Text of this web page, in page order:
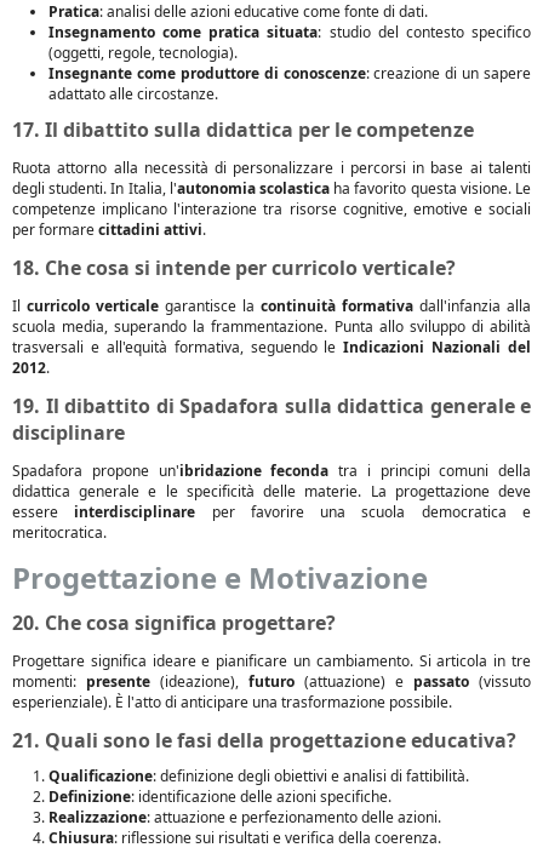
Pratica: analisi delle azioni educative come fonte di dati.
Insegnamento come pratica situata: studio del contesto specifico
(oggetti, regole, tecnologia).
Insegnante come produttore di conoscenze: creazione di un sapere
adattato alle circostanze.
17. Il dibattito sulla didattica per le competenze
Ruota attorno alla necessità di personalizzare i percorsi in base ai talenti
degli studenti. In Italia, l'autonomia scolastica ha favorito questa visione. Le
competenze implicano l'interazione tra risorse cognitive, emotive e sociali
per formarecittadini attivi.
18. Che cosa si intende per curricolo verticale?
Il curricolo verticale garantisce la continuità formativa dall'infanzia alla
scuola media, superando la frammentazione. Punta allo sviluppo di abilità
trasversali e all'equità formativa, seguendo leIndicazioni Nazionali del
2012.
19. Il dibattito di Spadafora sulla didattica generale e
disciplinare
Spadafora propone un'ibridazione feconda tra i principi comuni della
didattica generale e le specificità delle materie. La progettazione deve
essere interdisciplinare per favorire una scuola democratica e
meritocratica.
Progettazione e Motivazione
20. Che cosa significa progettare?
Progettare significa ideare e pianificare un cambiamento. Si articola in tre
momenti: presente (ideazione), futuro (attuazione) e passato (vissuto
esperienziale). È l'atto di anticipare una trasformazione possibile.
21. Quali sono le fasi della progettazione educativa?
Qualificazione: definizione degli obiettivi e analisi di fattibilità.
Definizione: identificazione delle azioni specifiche.
Realizzazione: attuazione e perfezionamento delle azioni.
Chiusura: riflessione sui risultati e verifica della coerenza.